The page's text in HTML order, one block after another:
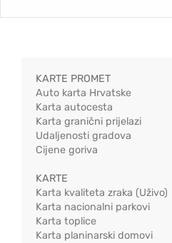
KARTE PROMET
Auto karta Hrvatske
Karta autocesta
Karta granični prijelazi
Udaljenosti gradova
Cijene goriva
KARTE
Karta kvaliteta zraka (Uživo)
Karta nacionalni parkovi
Karta toplice
Karta planinarski domovi